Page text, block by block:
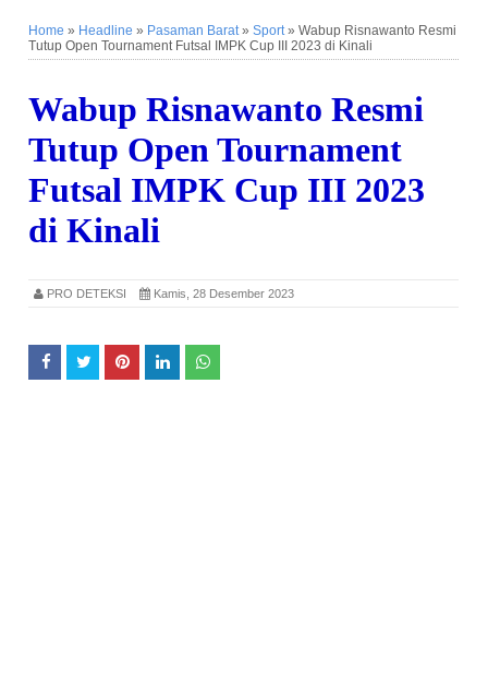
Home » Headline » Pasaman Barat»Sport»Wabup Risnawanto Resmi
Tutup Open Tournament Futsal IMPK Cup III 2023 di Kinali
Wabup Risnawanto Resmi
Tutup Open Tournament
Futsal IMPK Cup III 2023
di Kinali
PRO DETEKSI Kamis, 28 Desember 2023